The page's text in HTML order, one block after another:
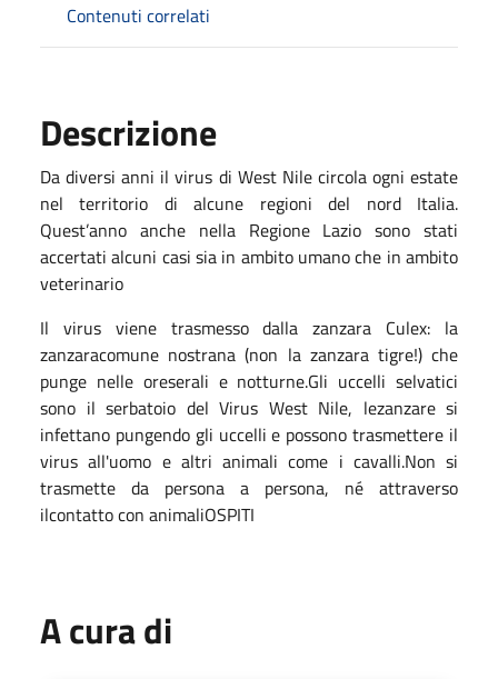
Contenuti correlati
Descrizione
Da diversi anni il virus di West Nile circola ogni estate
nel territorio di alcune regioni del nord Italia.
Quest’anno anche nella Regione Lazio sono stati
accertati alcuni casi sia in ambito umano che in ambito
veterinario
Il virus viene trasmesso dalla zanzara Culex: la
zanzaracomune nostrana (non la zanzara tigre!) che
punge nelle oreserali e notturne.Gli uccelli selvatici
sono il serbatoio del Virus West Nile, lezanzare si
infettano pungendo gli uccelli e possono trasmettere il
virus all'uomo e altri animali come i cavalli.Non si
trasmette da persona a persona, né attraverso
ilcontatto con animaliOSPITI
A cura di